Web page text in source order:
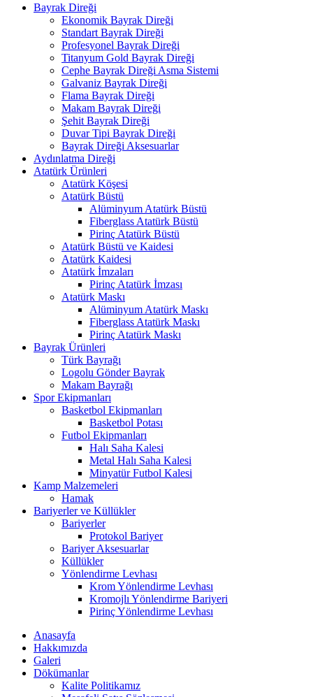
Bayrak Direği
Ekonomik Bayrak Direği
Standart Bayrak Direği
Profesyonel Bayrak Direği
Titanyum Gold Bayrak Direği
Cephe Bayrak Direği Asma Sistemi
Galvaniz Bayrak Direği
Flama Bayrak Direği
Makam Bayrak Direği
Şehit Bayrak Direği
Duvar Tipi Bayrak Direği
Bayrak Direği Aksesuarlar
Aydınlatma Direği
Atatürk Ürünleri
Atatürk Köşesi
Atatürk Büstü
Alüminyum Atatürk Büstü
Fiberglass Atatürk Büstü
Pirinç Atatürk Büstü
Atatürk Büstü ve Kaidesi
Atatürk Kaidesi
Atatürk İmzaları
Pirinç Atatürk İmzası
Atatürk Maskı
Alüminyum Atatürk Maskı
Fiberglass Atatürk Maskı
Pirinç Atatürk Maskı
Bayrak Ürünleri
Türk Bayrağı
Logolu Gönder Bayrak
Makam Bayrağı
Spor Ekipmanları
Basketbol Ekipmanları
Basketbol Potası
Futbol Ekipmanları
Halı Saha Kalesi
Metal Halı Saha Kalesi
Minyatür Futbol Kalesi
Kamp Malzemeleri
Hamak
Bariyerler ve Küllükler
Bariyerler
Protokol Bariyer
Bariyer Aksesuarlar
Küllükler
Yönlendirme Levhası
Krom Yönlendirme Levhası
Kromojlı Yönlendirme Bariyeri
Pirinç Yönlendirme Levhası
Anasayfa
Hakkımızda
Galeri
Dökümanlar
Kalite Politikamız